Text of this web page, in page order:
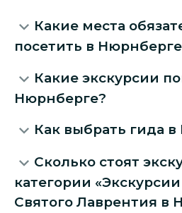
Какие места
посетить в
Какие экскурсии
Нюрнберге?
Как выбрать гида
Сколько стоят
категории
Святого Лаврентия в